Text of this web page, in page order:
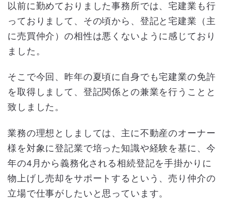
以前に勤めておりました事務所では、宅建業も行
っておりまして、その頃から、登記と宅建業（主
に売買仲介）の相性は悪くないように感じており
ました。
そこで今回、昨年の夏頃に自身でも宅建業の免許
を取得しまして、登記関係との兼業を行うことと
致しました。
業務の理想としましては、主に不動産のオーナー
様を対象に登記業で培った知識や経験を基に、今
年の4月から義務化される相続登記を手掛かりに
物上げし売却をサポートするという、売り仲介の
立場で仕事がしたいと思っています。